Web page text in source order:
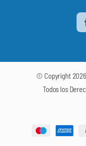
© Copyright 2026
Todos los